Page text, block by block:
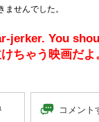
ませんでした。
jerker. You
けちゃう映画だ
コメント